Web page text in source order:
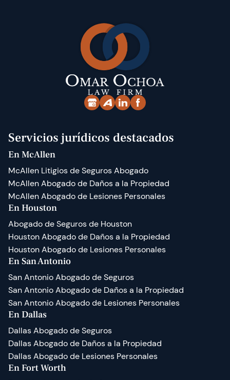
Servicios jurídicos destacados
En McAllen
McAllen Litigios de Seguros Abogado
McAllen Abogado de Daños a la Propiedad
McAllen Abogado de Lesiones Personales
En Houston
Abogado de Seguros de Houston
Houston Abogado de Daños a la Propiedad
Houston Abogado de Lesiones Personales
En San Antonio
San Antonio Abogado de Seguros
San Antonio Abogado de Daños a la Propiedad
San Antonio Abogado de Lesiones Personales
En Dallas
Dallas Abogado de Seguros
Dallas Abogado de Daños a la Propiedad
Dallas Abogado de Lesiones Personales
En Fort Worth